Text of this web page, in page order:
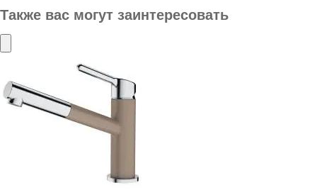
Также вас могут заинтересовать